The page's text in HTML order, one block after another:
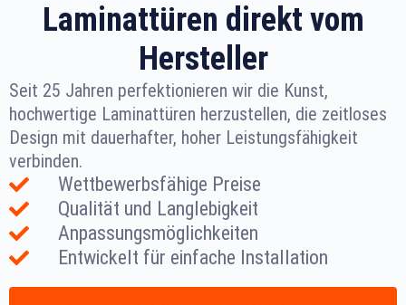
Laminattüren direkt vom
Hersteller
Seit 25 Jahren perfektionieren wir die Kunst,
hochwertige Laminattüren herzustellen, die zeitloses
Design mit dauerhafter, hoher Leistungsfähigkeit
verbinden.
Wettbewerbsfähige Preise
Qualität und Langlebigkeit
Anpassungsmöglichkeiten
Entwickelt für einfache Installation